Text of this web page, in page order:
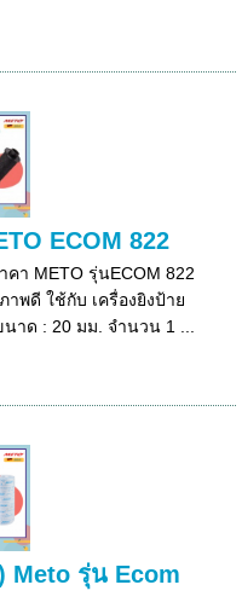
ECOM 822
คา METO รุ่นECOM 822
พดี ใช้กับ เครื่องยิงป้าย
าด : 20 มม. จำนวน 1 ...
Meto รุ่น Ecom